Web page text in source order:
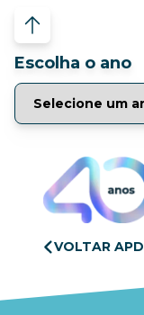
Escolha o ano
VOLTAR